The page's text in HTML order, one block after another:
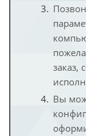
заказ,
Вы